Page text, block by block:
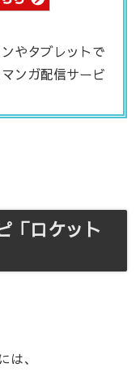
やタブレットで
ンガ配信サービ
「ロケット
、